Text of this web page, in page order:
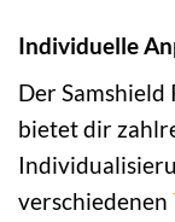
Individuelle
Der
bietet dir
verschiedenen